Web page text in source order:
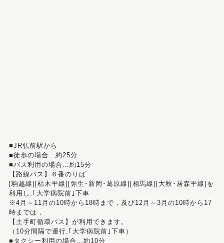
■JR弘前駅から
■徒歩の場合…約25分
■バス利用の場合…約15分
【路線バス】６番のりば
[駒越線][枯木平線][弥生･新岡･葛原線][相馬線][大秋･居森平線]を
利用し,｢大学病院前｣下車
※4月～11月の10時から18時まで，及び12月～3月の10時から17
時までは，
【土手町循環バス】が利用できます。
（10分間隔で運行,｢大学病院前｣下車）
■タクシー利用の場合…約10分